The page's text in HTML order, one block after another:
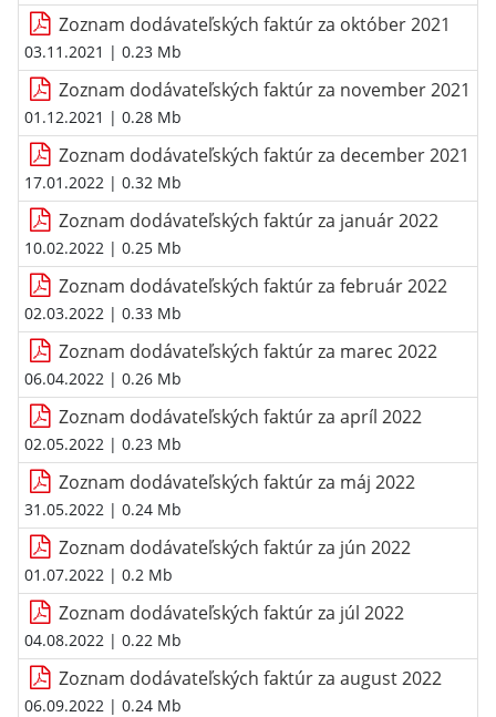
Zoznam dodávateľských faktúr za október 2021
03.11.2021 | 0.23 Mb
Zoznam dodávateľských faktúr za november 2021
01.12.2021 | 0.28 Mb
Zoznam dodávateľských faktúr za december 2021
17.01.2022 | 0.32 Mb
Zoznam dodávateľských faktúr za január 2022
10.02.2022 | 0.25 Mb
Zoznam dodávateľských faktúr za február 2022
02.03.2022 | 0.33 Mb
Zoznam dodávateľských faktúr za marec 2022
06.04.2022 | 0.26 Mb
Zoznam dodávateľských faktúr za apríl 2022
02.05.2022 | 0.23 Mb
Zoznam dodávateľských faktúr za máj 2022
31.05.2022 | 0.24 Mb
Zoznam dodávateľských faktúr za jún 2022
01.07.2022 | 0.2 Mb
Zoznam dodávateľských faktúr za júl 2022
04.08.2022 | 0.22 Mb
Zoznam dodávateľských faktúr za august 2022
06.09.2022 | 0.24 Mb